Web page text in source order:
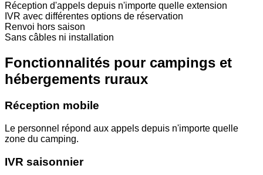
Réception d'appels depuis n'importe quelle extension
IVR avec différentes options de réservation
Renvoi hors saison
Sans câbles ni installation
Fonctionnalités pour campings et
hébergements ruraux
Réception mobile
Le personnel répond aux appels depuis n'importe quelle
zone du camping.
IVR saisonnier